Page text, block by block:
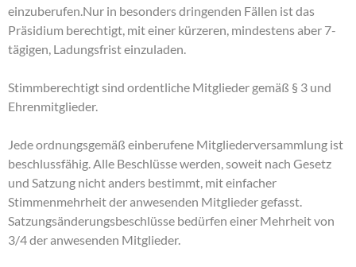
einzuberufen.Nur in besonders dringenden Fällen ist das
Präsidium berechtigt, mit einer kürzeren, mindestens aber 7-
tägigen, Ladungsfrist einzuladen.
Stimmberechtigt sind ordentliche Mitglieder gemäß § 3 und
Ehrenmitglieder.
Jede ordnungsgemäß einberufene Mitgliederversammlung ist
beschlussfähig. Alle Beschlüsse werden, soweit nach Gesetz
und Satzung nicht anders bestimmt, mit einfacher
Stimmenmehrheit der anwesenden Mitglieder gefasst.
Satzungsänderungsbeschlüsse bedürfen einer Mehrheit von
3/4 der anwesenden Mitglieder.